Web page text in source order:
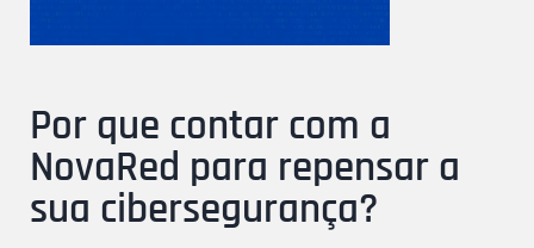
Por que contar com a
NovaRed para repensar a
sua cibersegurança?